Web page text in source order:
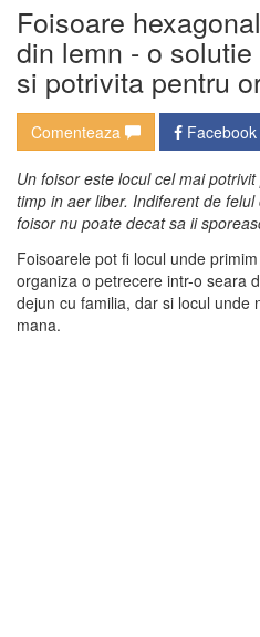
Foisoare
din lemn - o
si potrivita pentru
Comenteaza Facebook
Un foisor este locul cel mai
timp in aer liber. Indiferent de
foisor nu poate decat sa ii
Foisoarele pot fi locul unde
organiza o petrecere intr-o seara
dejun cu familia, dar si locul unde
mana.